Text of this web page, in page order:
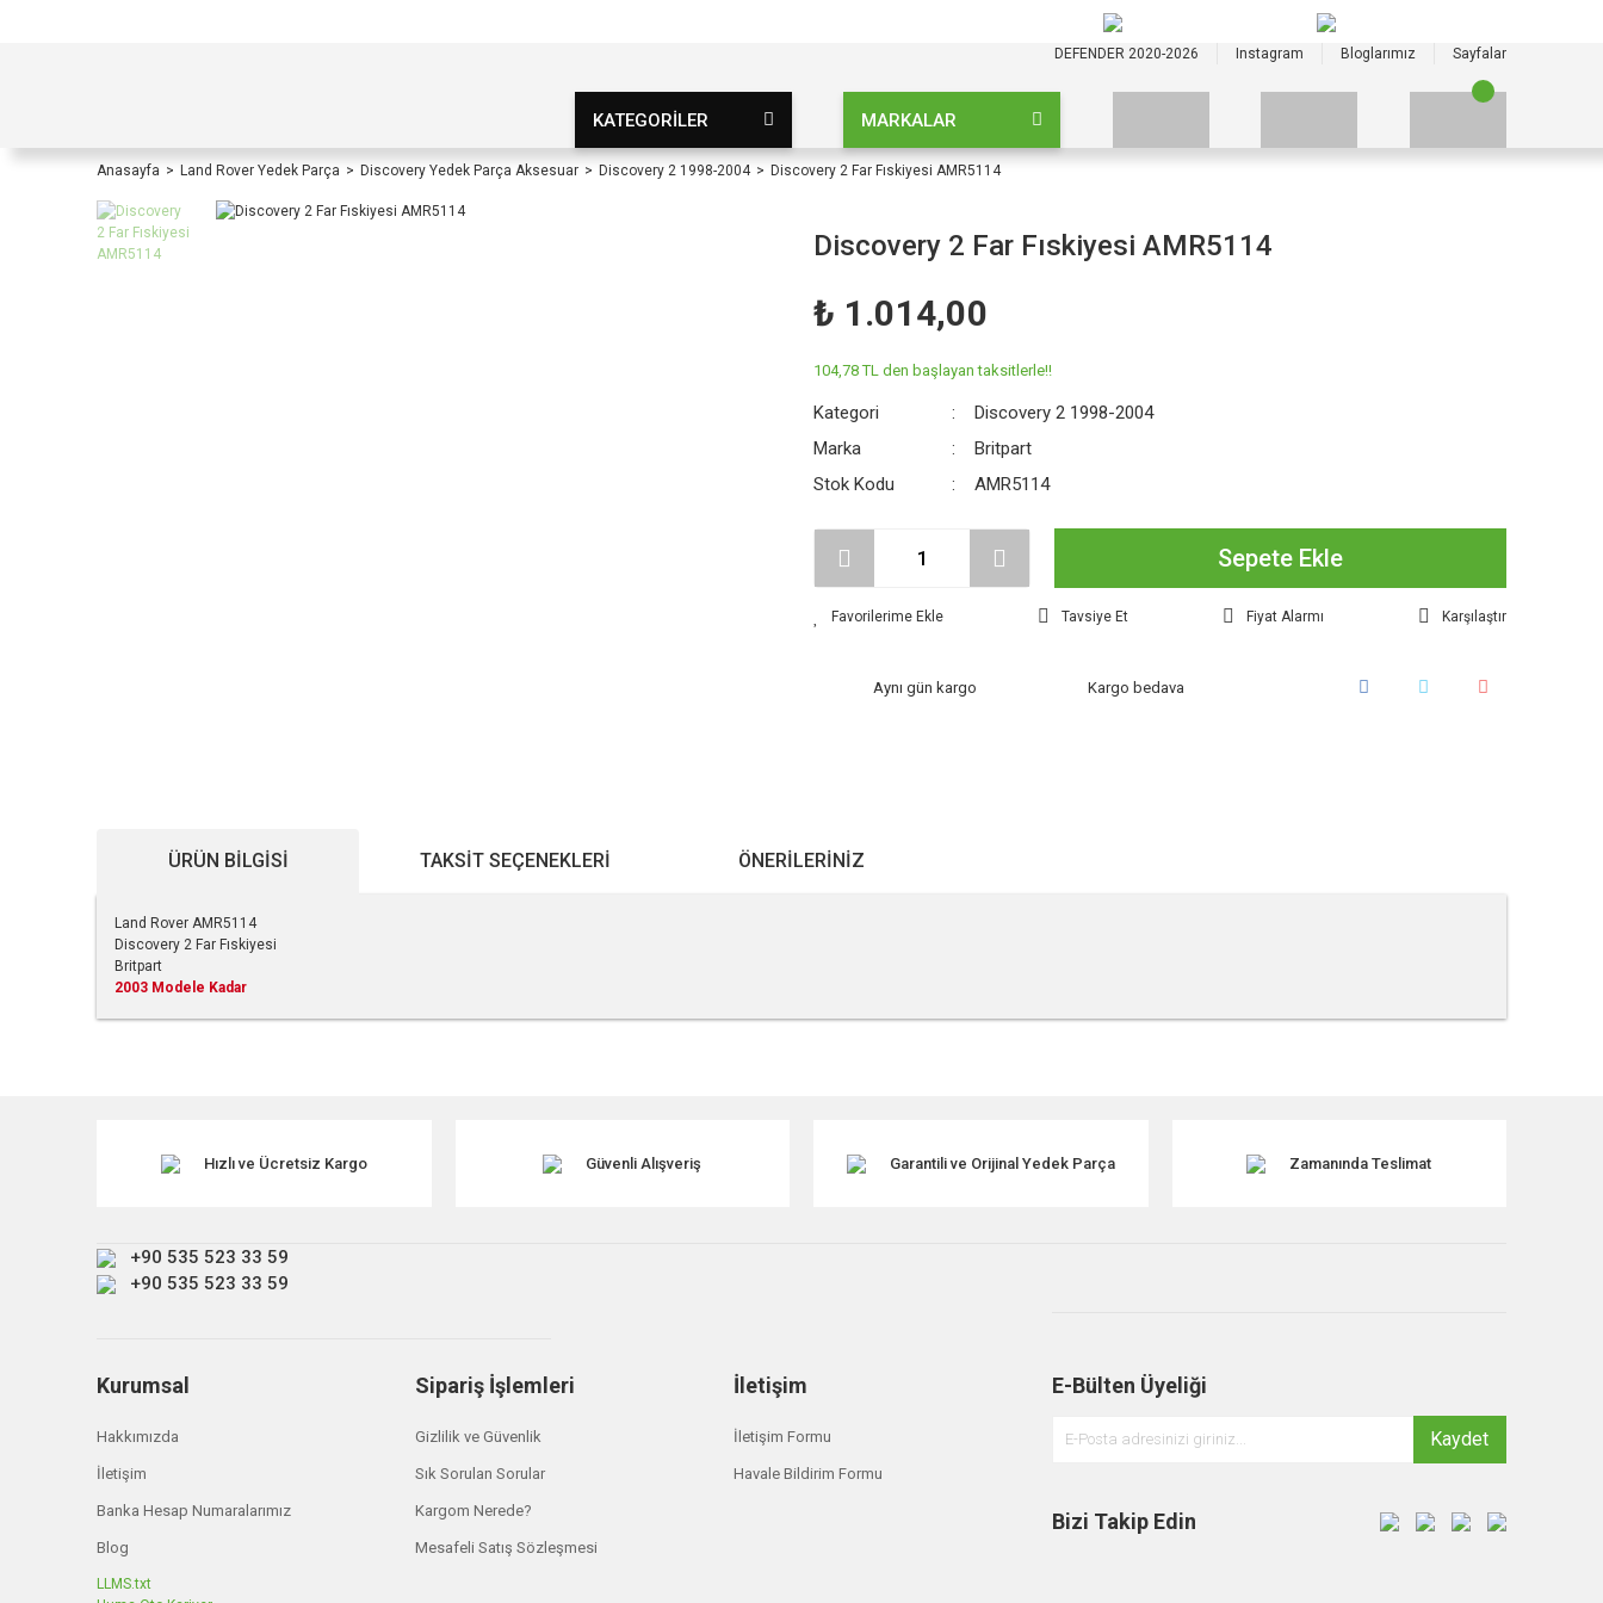
DEFENDER 2020-2026 Instagram Bloglarımız Sayfalar
KATEGORİLER MARKALAR
Anasayfa Land Rover Yedek Parça Discovery Yedek Parça Aksesuar Discovery 2 1998-2004 Discovery 2 Far Fıskiyesi AMR5114
Discovery 2 Far Fıskiyesi AMR5114
₺ 1.014,00
104,78 TL den başlayan taksitlerle!!
Kategori
Discovery 2 1998-2004
Marka
Britpart
Stok Kodu
AMR5114
Sepete Ekle
Tavsiye Et Fiyat Alarmı Karşılaştır
Aynı gün kargo Kargo bedava
ÜRÜN BILGISI TAKSIT SEÇENEKLERI ÖNERILERINIZ
Land Rover AMR5114
Discovery 2 Far Fıskiyesi
Britpart
2003 Modele Kadar
Ürün açıklamasında eksik bilgiler bulunuyor.
Bu ürüne benzer farklı alternatifler olmalı.
Hızlı ve Ücretsiz Kargo Güvenli Alışveriş Garantili ve Orijinal Yedek Parça Zamanında Teslimat
+90 535 523 33 59
+90 535 523 33 59
Kurumsal
Hakkımızda
İletişim
Banka Hesap Numaralarımız
Blog
LLMS.txt
Sipariş İşlemleri
Gizlilik ve Güvenlik
Sık Sorulan Sorular
Kargom Nerede?
Mesafeli Satış Sözleşmesi
İletişim
İletişim Formu
Havale Bildirim Formu
E-Bülten Üyeliği
Kaydet
Bizi Takip Edin